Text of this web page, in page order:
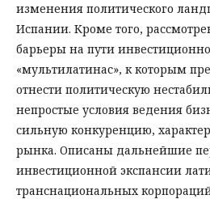
изменения политического
Испании. Кроме того,
барьеры на пути
«мультилатинас», к которым
отнести политическую
непростые условия ведения
сильную конкуренцию,
рынка. Описаны дальнейшие
инвестиционной экспансии
транснациональных